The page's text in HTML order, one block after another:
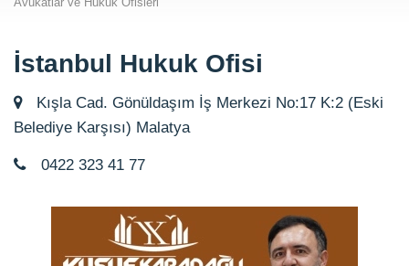
İstanbul Hukuk Ofisi
Kışla Cad. Gönüldaşım İş Merkezi No:17 K:2 (Eski
Belediye Karşısı) Malatya
0422 323 41 77